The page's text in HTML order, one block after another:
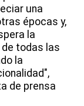
una
épocas y,
la
todas las
la
de prensa